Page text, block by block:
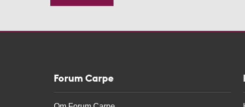
Forum Carpe